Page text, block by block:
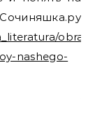
obraz-
nashego-